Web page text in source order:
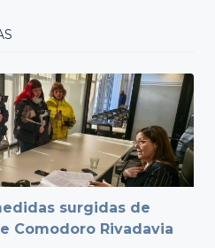
surgidas de
Comodoro Rivadavia